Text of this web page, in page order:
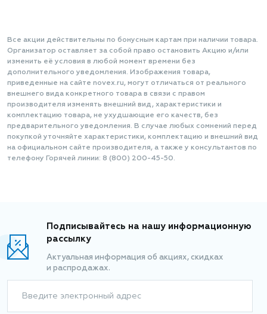
Все акции действительны по бонусным картам при наличии товара.
Организатор оставляет за собой право остановить Акцию и/или
изменить её условия в любой момент времени без
дополнительного уведомления. Изображения товара,
приведенные на сайте novex.ru, могут отличаться от реального
внешнего вида конкретного товара в связи с правом
производителя изменять внешний вид, характеристики и
комплектацию товара, не ухудшающие его качеств, без
предварительного уведомления. В случае любых сомнений перед
покупкой уточняйте характеристики, комплектацию и внешний вид
на официальном сайте производителя, а также у консультантов по
телефону Горячей линии: 8 (800) 200-45-50.
Подписывайтесь на нашу информационную
рассылку
Актуальная информация об акциях, скидках
и распродажах.
Введите электронный адрес